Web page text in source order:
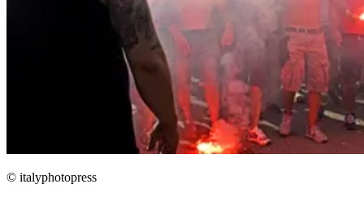
© italyphotopress